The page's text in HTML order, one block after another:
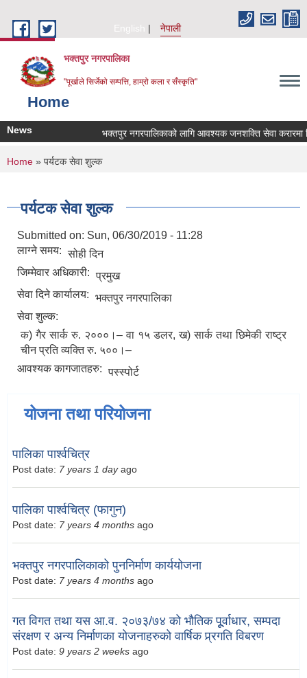
English
नेपाली
भक्तपुर नगरपालिका
"पूर्खाले सिर्जेको सम्पत्ति, हाम्रो कला र सँस्कृति"
Home
News भक्तपुर नगरपालिकाको लागि आवश्यक जनशक्ति सेवा करारमा
You are here
Home » पर्यटक सेवा शुल्क
पर्यटक सेवा शुल्क
Submitted on: Sun, 06/30/2019 - 11:28
लाग्ने समय: सोही दिन
जिम्मेवार अधिकारी: प्रमुख
सेवा दिने कार्यालय: भक्तपुर नगरपालिका
सेवा शुल्क:
क) गैर सार्क रु. २०००।– वा १५ डलर, ख) सार्क तथा छिमेकी राष्ट्र
चीन प्रति व्यक्ति रु. ५००।–
आवश्यक कागजातहरु: पस्स्पोर्ट
योजना तथा परियोजना
पालिका पार्श्वचित्र
Post date: 7 years 1 dayago
पालिका पार्श्वचित्र (फागुन)
Post date: 7 years 4 months ago
भक्तपुर नगरपालिकाको पुननिर्माण कार्ययोजना
Post date: 7 years 4 months ago
गत विगत तथा यस आ.व. २०७३/७४ को भौतिक पूूर्वाधार, सम्पदा
संरक्षण र अन्य निर्माणका योजनाहरुको वार्षिक प्र्रगति विबरण
Post date: 9 years 2 weeks ago